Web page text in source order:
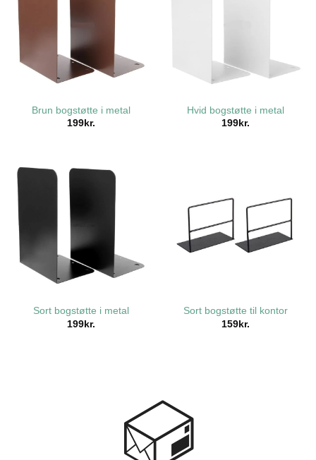
Brun bogstøtte i metal
199kr.
Hvid bogstøtte i metal
199kr.
Sort bogstøtte i metal
199kr.
Sort bogstøtte til kontor
159kr.